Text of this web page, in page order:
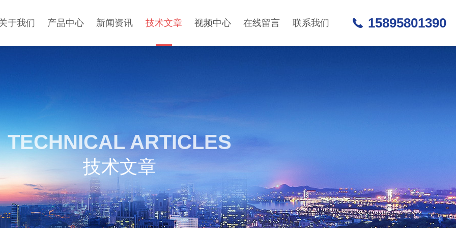
于我们 产品中心 新闻资讯 技术文章 视频中心 在线留言 联系我们 15895801390
TECHNICAL ARTICLES
技术文章